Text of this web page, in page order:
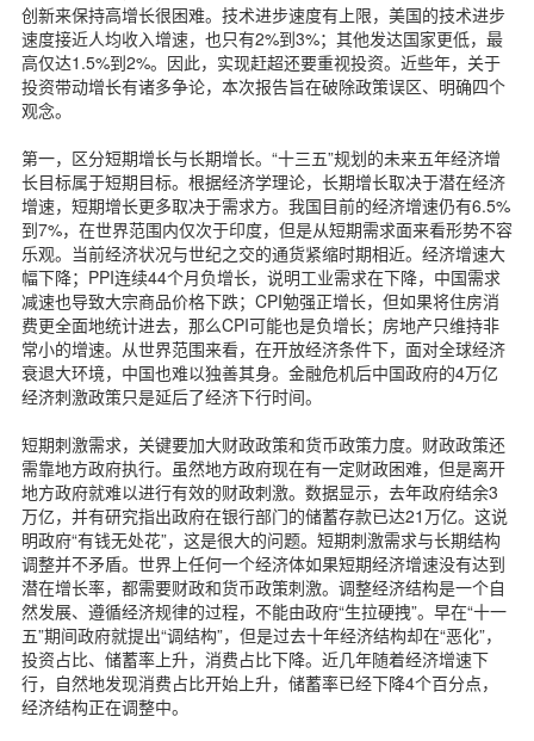
创新来保持高增长很困难。技术进步速度有上限，美国的技术进步
速度接近人均收入增速，也只有2%到3%；其他发达国家更低，最
高仅达1.5%到2%。因此，实现赶超还要重视投资。近些年，关于
投资带动增长有诸多争论，本次报告旨在破除政策误区、明确四个
观念。
第一，区分短期增长与长期增长。“十三五”规划的未来五年经济增
长目标属于短期目标。根据经济学理论，长期增长取决于潜在经济
增速，短期增长更多取决于需求方。我国目前的经济增速仍有6.5%
到7%，在世界范围内仅次于印度，但是从短期需求面来看形势不容
乐观。当前经济状况与世纪之交的通货紧缩时期相近。经济增速大
幅下降；PPI连续44个月负增长，说明工业需求在下降，中国需求
减速也导致大宗商品价格下跌；CPI勉强正增长，但如果将住房消
费更全面地统计进去，那么CPI可能也是负增长；房地产只维持非
常小的增速。从世界范围来看，在开放经济条件下，面对全球经济
衰退大环境，中国也难以独善其身。金融危机后中国政府的4万亿
经济刺激政策只是延后了经济下行时间。
短期刺激需求，关键要加大财政政策和货币政策力度。财政政策还
需靠地方政府执行。虽然地方政府现在有一定财政困难，但是离开
地方政府就难以进行有效的财政刺激。数据显示，去年政府结余3
万亿，并有研究指出政府在银行部门的储蓄存款已达21万亿。这说
明政府“有钱无处花”，这是很大的问题。短期刺激需求与长期结构
调整并不矛盾。世界上任何一个经济体如果短期经济增速没有达到
潜在增长率，都需要财政和货币政策刺激。调整经济结构是一个自
然发展、遵循经济规律的过程，不能由政府“生拉硬拽”。早在“十一
五”期间政府就提出“调结构”，但是过去十年经济结构却在“恶化”，
投资占比、储蓄率上升，消费占比下降。近几年随着经济增速下
行，自然地发现消费占比开始上升，储蓄率已经下降4个百分点，
经济结构正在调整中。